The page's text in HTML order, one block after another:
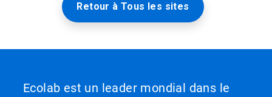
Retour à Tous les sites
Ecolab est un leader mondial dans le